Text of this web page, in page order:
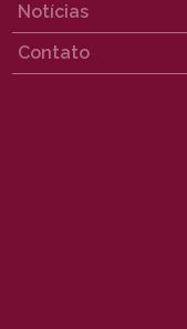
Notícias
Contato